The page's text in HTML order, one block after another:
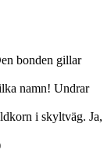
bonden gillar
namn! Undrar
i skyltväg. Ja,